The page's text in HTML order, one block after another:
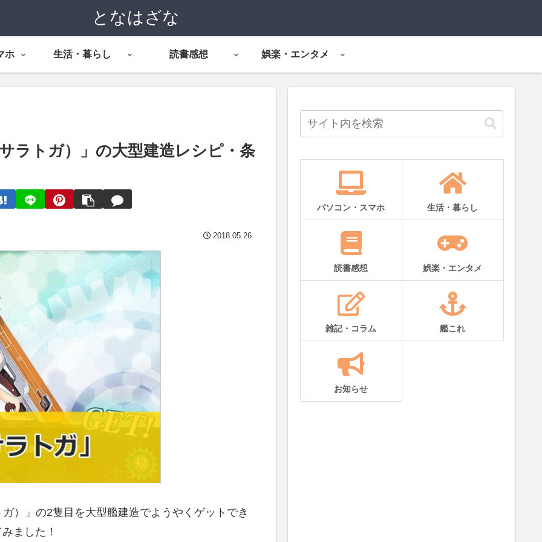
となはざな
ホ 生活・暮らし 読書感想 娯楽・エンタメ
ラトガ）」の大型建造レシピ・条
2018.05.26
）」の2隻目を大型艦建造でようやくゲットでき
ました！
パソコン・スマホ 生活・暮らし
読書感想 娯楽・エンタメ
雑記・コラム 艦これ
お知らせ